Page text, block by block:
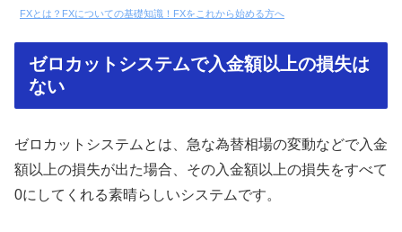
FXとは？FXについての基礎知識！FXをこれから始める方へ
ゼロカットシステムで入金額以上の損失は
ない
ゼロカットシステムとは、急な為替相場の変動などで入金
額以上の損失が出た場合、その入金額以上の損失をすべて
0にしてくれる素晴らしいシステムです。